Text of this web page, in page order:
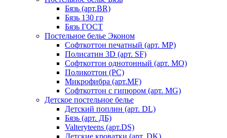
Бязь (арт.BR)
Бязь 130 гр
Бязь ГОСТ
Постельное белье Эконом
Софткоттон печатный (арт. MР)
Полисатин 3D (арт. SF)
Софткоттон однотонный (арт. MO)
Поликоттон (PC)
Микрофибра (арт.MF)
Софткоттон с гипюром (арт. MG)
Детское постельное белье
Детский поплин (арт. DL)
Бязь (арт. ДБ)
Valteryteens (арт.DS)
Детские кроватки (арт. DK)